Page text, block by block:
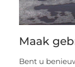
Maak
Bent u